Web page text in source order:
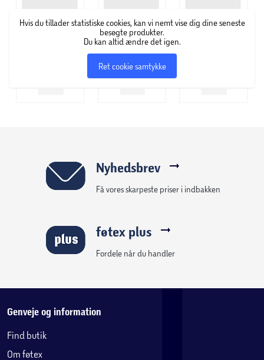
Hvis du tillader statistiske cookies, kan vi nemt vise dig dine seneste
besøgte produkter.
Du kan altid ændre det igen.
Ret cookie samtykke
Nyhedsbrev
Få vores skarpeste priser i indbakken
føtex plus
Fordele når du handler
Genveje og information
Find butik
Om føtex